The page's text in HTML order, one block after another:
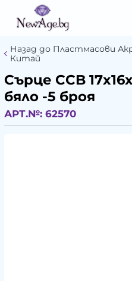
Назад до Пластмасови
Китай
Сърце CCB
бяло -5 броя
АРТ.№: 62570